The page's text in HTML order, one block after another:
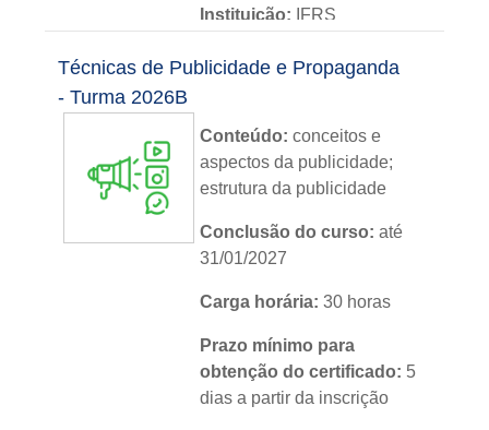
Instituição: IFRS
Nível: básico
Técnicas de Publicidade e Propaganda
- Turma 2026B
Conteúdo:conceitos e
aspectos da publicidade;
estrutura da publicidade
Conclusão do curso: até
31/01/2027
Carga horária: 30 horas
Prazo mínimo para
obtenção do certificado: 5
dias a partir da inscrição